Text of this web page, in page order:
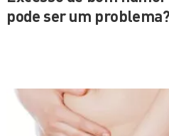
pode ser um